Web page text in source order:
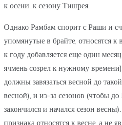
к осени, к сезону Тишрея.
Однако Рамбам спорит с Раши и
упомянутые в брайте, относятся к
к году добавляется еще один
ячмень созрел к нужному
должны завязаться весной до
весной), и из-за сезонов (чтобы
закончился и начался сезон
признака относятся к весне, а не